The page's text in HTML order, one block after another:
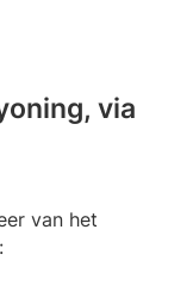
via
van het